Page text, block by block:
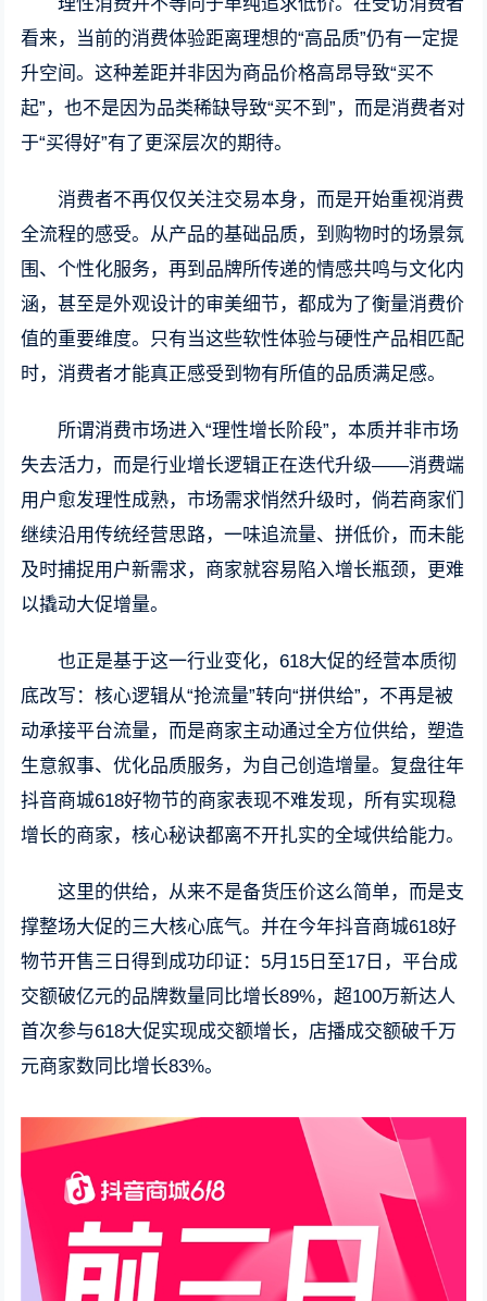
看来，当前的消费体验距离理想的“高品质”仍有一定提
升空间。这种差距并非因为商品价格高昂导致“买不
起”，也不是因为品类稀缺导致“买不到”，而是消费者对
于“买得好”有了更深层次的期待。
消费者不再仅仅关注交易本身，而是开始重视消费
全流程的感受。从产品的基础品质，到购物时的场景氛
围、个性化服务，再到品牌所传递的情感共鸣与文化内
涵，甚至是外观设计的审美细节，都成为了衡量消费价
值的重要维度。只有当这些软性体验与硬性产品相匹配
时，消费者才能真正感受到物有所值的品质满足感。
所谓消费市场进入“理性增长阶段”，本质并非市场
失去活力，而是行业增长逻辑正在迭代升级——消费端
用户愈发理性成熟，市场需求悄然升级时，倘若商家们
继续沿用传统经营思路，一味追流量、拼低价，而未能
及时捕捉用户新需求，商家就容易陷入增长瓶颈，更难
以撬动大促增量。
也正是基于这一行业变化，618大促的经营本质彻
底改写：核心逻辑从“抢流量”转向“拼供给”，不再是被
动承接平台流量，而是商家主动通过全方位供给，塑造
生意叙事、优化品质服务，为自己创造增量。复盘往年
抖音商城618好物节的商家表现不难发现，所有实现稳
增长的商家，核心秘诀都离不开扎实的全域供给能力。
这里的供给，从来不是备货压价这么简单，而是支
撑整场大促的三大核心底气。并在今年抖音商城618好
物节开售三日得到成功印证：5月15日至17日，平台成
交额破亿元的品牌数量同比增长89%，超100万新达人
首次参与618大促实现成交额增长，店播成交额破千万
元商家数同比增长83%。